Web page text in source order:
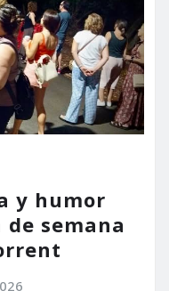
y humor
semana